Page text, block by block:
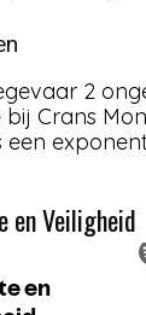
2
bij Crans
een
en Veiligheid